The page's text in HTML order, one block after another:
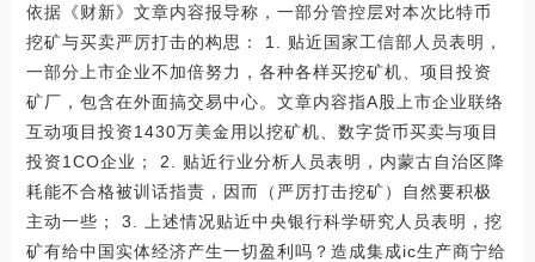
依据《财新》文章内容报导称，一部分管控层对本次比特币
挖矿与买卖严厉打击的构思： 1. 贴近国家工信部人员表明，
一部分上市企业不加倍努力，各种各样买挖矿机、项目投资
矿厂，包含在外面搞交易中心。文章内容指A股上市企业联络
互动项目投资1430万美金用以挖矿机、数字货币买卖与项目
投资1CO企业； 2. 贴近行业分析人员表明，内蒙古自治区降
耗能不合格被训话指责，因而（严厉打击挖矿）自然要积极
主动一些； 3. 上述情况贴近中央银行科学研究人员表明，挖
矿有给中国实体经济产生一切盈利吗？造成集成ic生产商宁给